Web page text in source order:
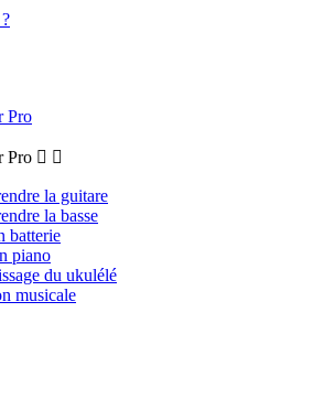
Pro
Pro  
la guitare
la basse
batterie
piano
du ukulélé
musicale